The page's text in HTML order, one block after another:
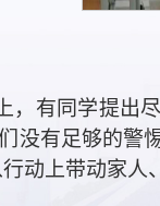
，有同学提出
没有足够的警
行动上带动家人